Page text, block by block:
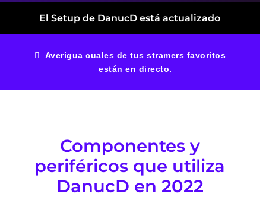
El Setup de DanucD está actualizado
Averigua cuales de tus stramers favoritos
están en directo.
Componentes y
periféricos que utiliza
DanucD en 2022